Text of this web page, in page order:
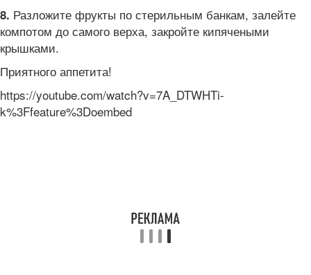
8. Разложите фрукты по стерильным банкам, залейте
компотом до самого верха, закройте кипячеными
крышками.
Приятного аппетита!
https://youtube.com/watch?v=7A_DTWHTi-
k%3Ffeature%3Doembed